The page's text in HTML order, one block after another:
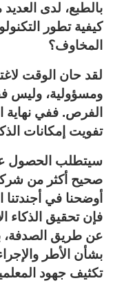
بالطبع، لدى
كيفية تطور
المخاوف؟
لقد حان الوقت
ومسؤولية، وليس
الفرص. ففي نهاية
تفويت إمكانات
سيتطلب الحصول
صحيح أكثر من
أوضحنا في
فإن تحقيق
عن طريق الصدفة،
بشأن الأطر
تكثيف جهود